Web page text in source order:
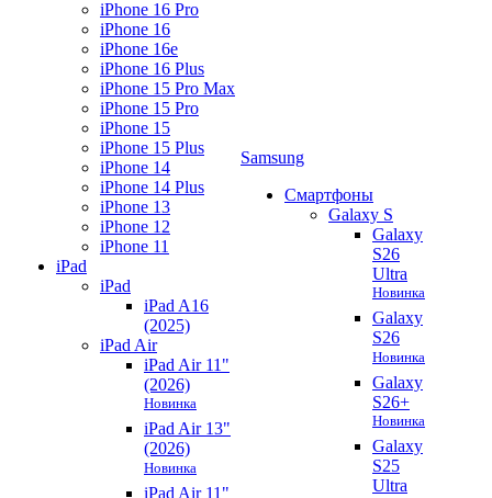
iPhone 16 Pro
iPhone 16
iPhone 16e
iPhone 16 Plus
iPhone 15 Pro Max
iPhone 15 Pro
iPhone 15
iPhone 15 Plus
iPhone 14
iPhone 14 Plus
iPhone 13
iPhone 12
iPhone 11
iPad
iPad
iPad A16
(2025)
iPad Air
iPad Air 11"
(2026)
Новинка
iPad Air 13"
(2026)
Новинка
iPad Air 11"
Samsung
Смартфоны
Galaxy S
Galaxy
S26
Ultra
Новинка
Galaxy
S26
Новинка
Galaxy
S26+
Новинка
Galaxy
S25
Ultra